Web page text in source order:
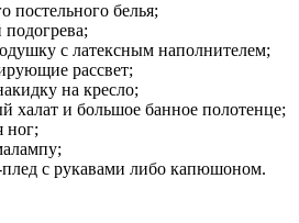
постельного белья;
с латексным наполнителем;
рассвет;
на кресло;
халат и большое банное полотенце;
ног;
с рукавами либо капюшоном.